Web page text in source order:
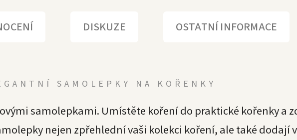
DISKUZE OSTATNÍ INFORMACE
SAMOLEPKY NA KOŘENKY
samolepkami. Umístěte koření do praktické kořenky a
nejen zpřehlední vaši kolekci koření, ale také dodají